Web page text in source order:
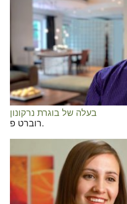
בעלה של בוגרת נרקונון
רוברט פ.